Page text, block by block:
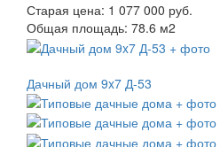
Старая цена: 1 077 000 руб.
Общая площадь: 78.6 м2
Дачный дом 9x7 Д-53